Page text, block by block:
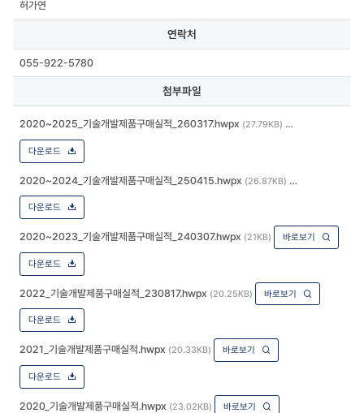
허가연
연락처
055-922-5780
첨부파일
2020~2025_기술개발제품구매실적_260317.hwpx (27.79KB)
다운로드
2020~2024_기술개발제품구매실적_250415.hwpx (26.87KB)
다운로드
2020~2023_기술개발제품구매실적_240307.hwpx (21KB) 바로보기
다운로드
2022_기술개발제품구매실적_230817.hwpx (20.25KB) 바로보기
다운로드
2021_기술개발제품구매실적.hwpx (20.33KB) 바로보기
다운로드
2020_기술개발제품구매실적.hwpx (23.02KB) 바로보기